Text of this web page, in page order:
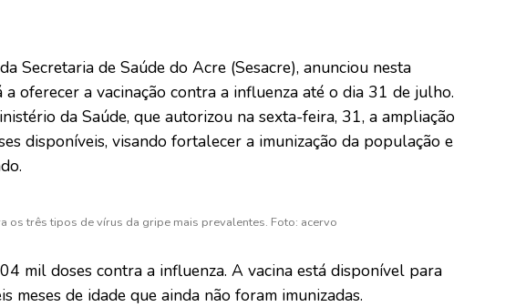
Secretaria de Saúde do Acre (Sesacre), anunciou nesta
oferecer a vacinação contra a influenza até o dia 31 de julho.
da Saúde, que autorizou na sexta-feira, 31, a ampliação
disponíveis, visando fortalecer a imunização da população e
os três tipos de vírus da gripe mais prevalentes. Foto: acervo
mil doses contra a influenza. A vacina está disponível para
meses de idade que ainda não foram imunizadas.